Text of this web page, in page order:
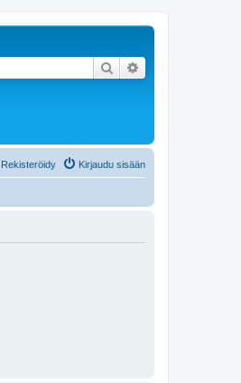
Etsi
Kirjaudu sisään
Rekisteröidy